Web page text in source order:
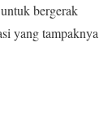
bergerak
yang tampaknya